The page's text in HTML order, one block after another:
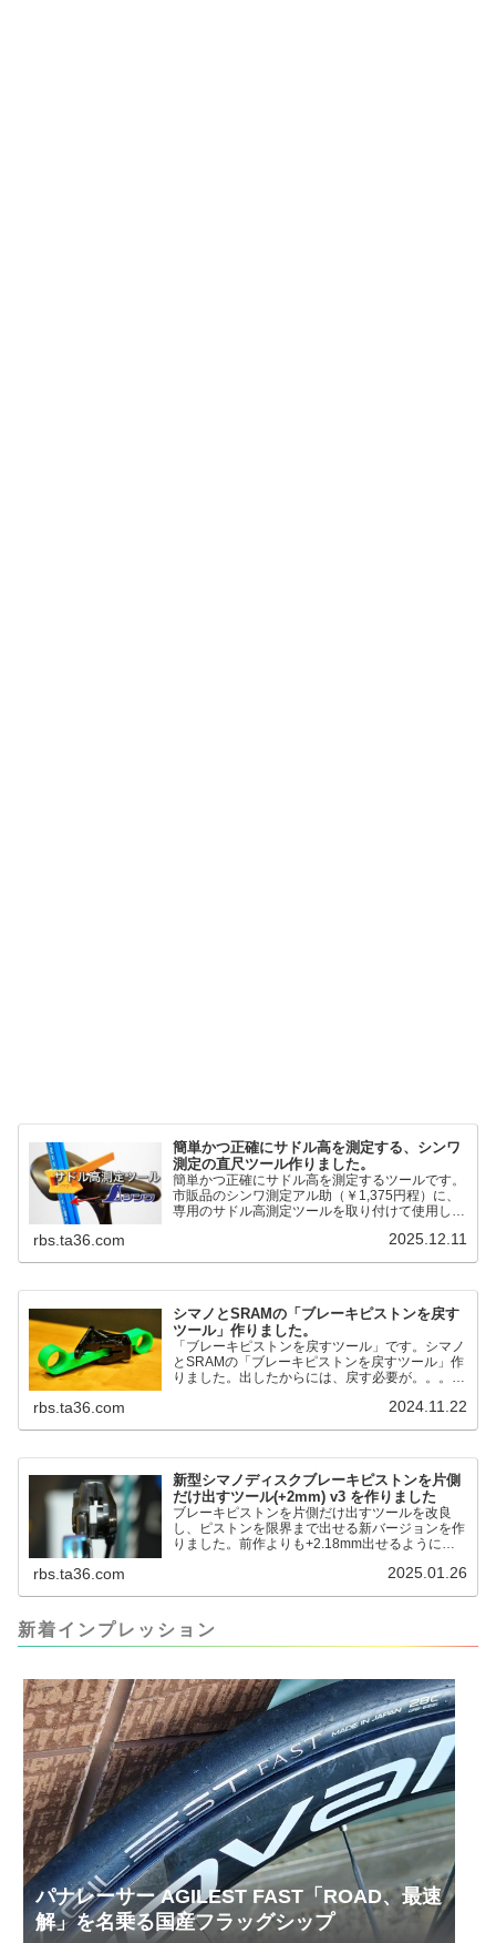
簡単かつ正確にサドル高を測定する、シンワ
測定の直尺ツール作りました。
簡単かつ正確にサドル高を測定するツールです。
市販品のシンワ測定アル助（￥1,375円程）に、
専用のサドル高測定ツールを取り付けて使用しま
るようになりました。シンワ測定(Shinwa
Sokutei)￥1,375Amazon.c...
rbs.ta36.com 2025.12.11
シマノとSRAMの「ブレーキピストンを戻す
ツール」作りました。
「ブレーキピストンを戻すツール」です。シマノ
とSRAMの「ブレーキピストンを戻すツール」作
りました。出したからには、戻す必要が。。。で
だと。。。▶「ブレーキピストンを戻すツール」
るのかというと、出ているピス...
rbs.ta36.com 2024.11.22
新型シマノディスクブレーキピストンを片側
だけ出すツール(+2mm) v3 を作りました
ブレーキピストンを片側だけ出すツールを改良
し、ピストンを限界まで出せる新バージョンを作
りました。前作よりも+2.18mm出せるようにな
って、オイル漏れするまで試しました。最も安全
ましたが、ギリギリまで攻めてますのでピストン
内部の汚れをさらに掃除できると思います。前作
rbs.ta36.com 2025.01.26
新着インプレッション
パナレーサー AGILEST FAST「ROAD、最速
解」を名乗る国産フラッグシップ